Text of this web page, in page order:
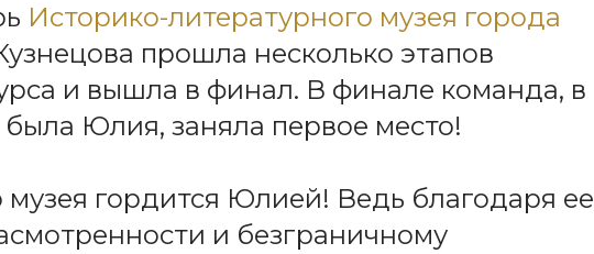
Историко-литературного музея города
прошла несколько этапов
и вышла в финал. В финале команда, в
была Юлия, заняла первое место!
гордится Юлией! Ведь благодаря ее
и безграничному